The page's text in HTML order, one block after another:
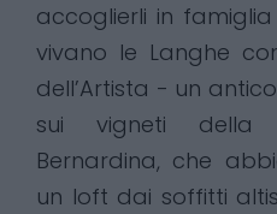
accoglierli in
vivano le Langhe
dell’Artista - un
sui vigneti della
Bernardina, che
un loft dai soffitti